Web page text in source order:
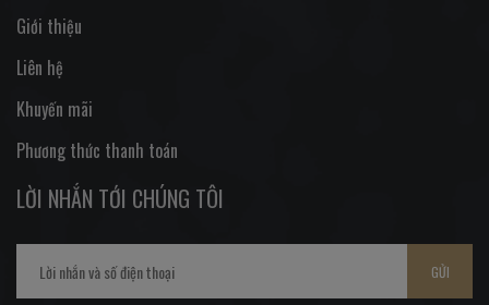
Giới thiệu
Liên hệ
Khuyến mãi
Phương thức thanh toán
LỜI NHẮN TỚI CHÚNG TÔI
GỬI